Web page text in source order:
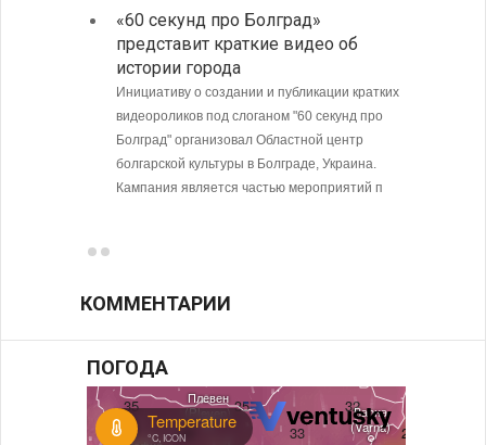
«60 секунд про Болград»
представит краткие видео об
истории города
Инициативу о создании и публикации кратких
видеороликов под слоганом "60 секунд про
Болград" организовал Областной центр
болгарской культуры в Болграде, Украина.
Кампания является частью мероприятий п
КОММЕНТАРИИ
ПОГОДА